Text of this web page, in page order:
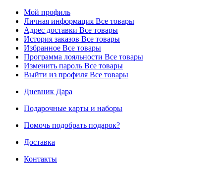
Мой профиль
Личная информация Все товары
Адрес доставки Все товары
История заказов Все товары
Избранное Все товары
Программа лояльности Все товары
Изменить пароль Все товары
Выйти из профиля Все товары
Дневник Дара
Подарочные карты и наборы
Помочь подобрать подарок?
Доставка
Контакты